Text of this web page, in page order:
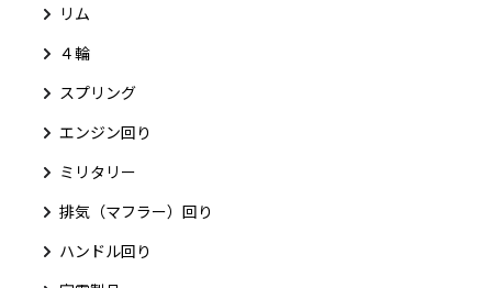
リム
４輪
スプリング
エンジン回り
ミリタリー
排気（マフラー）回り
ハンドル回り